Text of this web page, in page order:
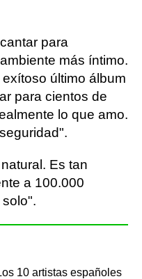
para
más íntimo.
último álbum
para cientos de
lo que amo.
Es tan
a 100.000
10 artistas españoles